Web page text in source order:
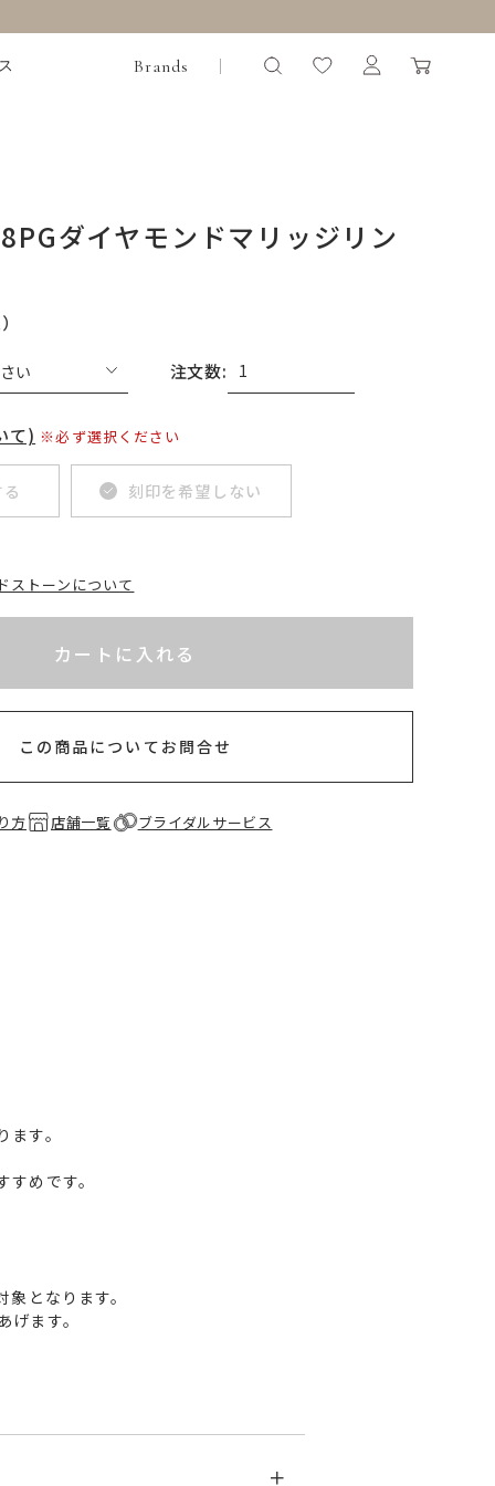
Brands
ダイヤモンドマリッジリン
注文数:
て) ※必ず選択ください
刻印を希望しない
ストーンについて
カートに入れる
この商品についてお問合せ
方 店舗一覧 ブライダルサービス
す。
めです。
となります。
ます。